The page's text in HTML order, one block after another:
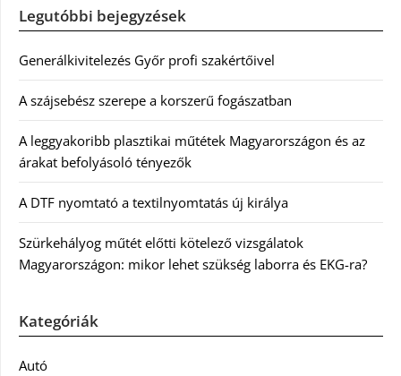
Legutóbbi bejegyzések
Generálkivitelezés Győr profi szakértőivel
A szájsebész szerepe a korszerű fogászatban
A leggyakoribb plasztikai műtétek Magyarországon és az
árakat befolyásoló tényezők
A DTF nyomtató a textilnyomtatás új királya
Szürkehályog műtét előtti kötelező vizsgálatok
Magyarországon: mikor lehet szükség laborra és EKG-ra?
Kategóriák
Autó